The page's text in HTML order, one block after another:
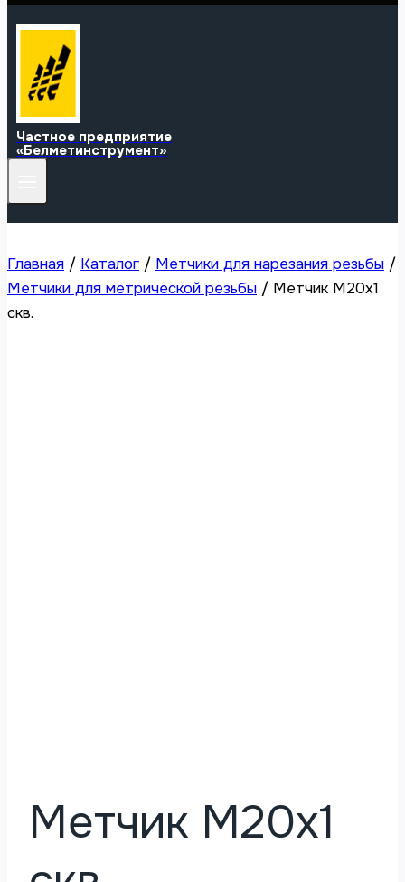
Частное предприятие
«Белметинструмент»
Главная / Каталог / Метчики для нарезания резьбы /
Метчики для метрической резьбы / Метчик М20х1
скв.
Метчик М20х1